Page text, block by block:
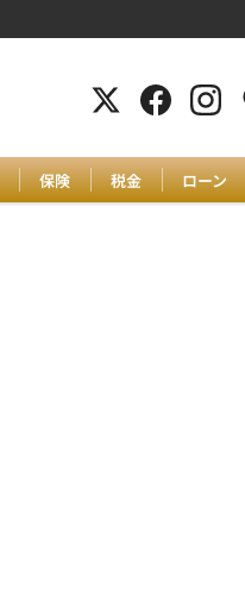
保険 税金 ローン